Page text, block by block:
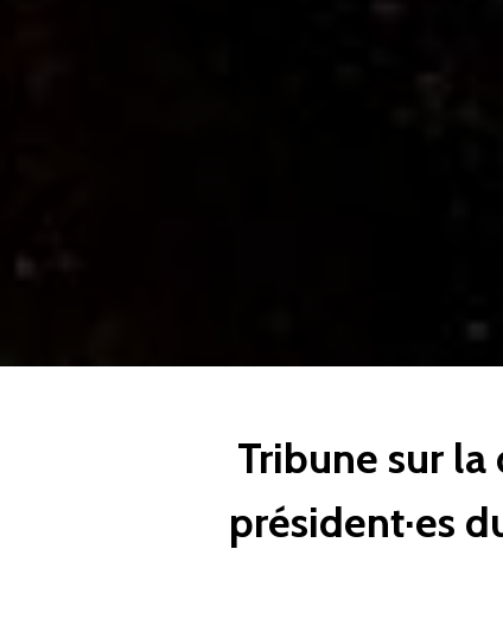
Tribune sur
président·es